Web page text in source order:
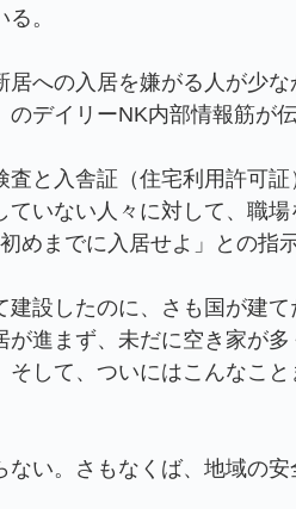
。
への入居を嫌がる人が少な
デイリーNK内部情報筋が伝
と入舎証（住宅利用許可証
いない人々に対して、職場
めまでに入居せよ」との指
設したのに、さも国が建て
進まず、未だに空き家が多
して、ついにはこんなこと
い。さもなくば、地域の安